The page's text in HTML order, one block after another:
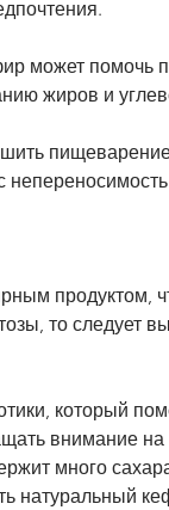
может помочь
жиров и
продуктом,
то следует
который
внимание
много
натуральный